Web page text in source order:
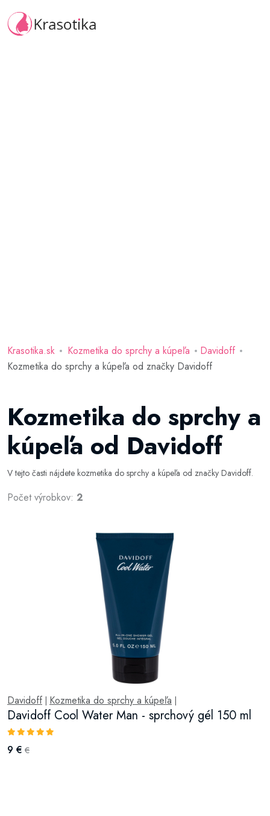
Krasotika.sk Kozmetika do sprchy a kúpeľa
Davidoff
Kozmetika do sprchy a kúpeľa od značky Davidoff
Kozmetika do sprchy a
kúpeľa od Davidoff
V tejto časti nájdete kozmetika do sprchy a kúpeľa od značky Davidoff.
Počet výrobkov: 2
Davidoff Kozmetika do sprchy a kúpeľa
Davidoff Cool Water Man - sprchový gél 150 ml
9 € €